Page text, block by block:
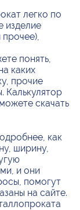
легко по
изделие
прочее),
понять,
каких
прочие
Калькулятор
скачать
как
ширину,
и они
помогут
на сайте.